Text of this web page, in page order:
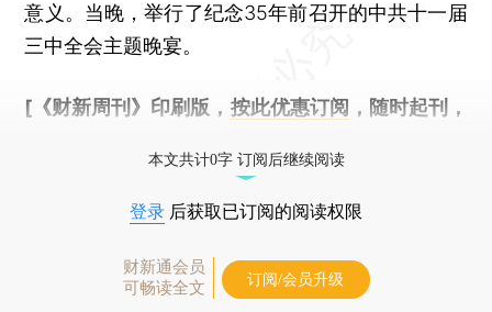
意义。当晚，举行了纪念35年前召开的中共十一届
三中全会主题晚宴。
[《财新周刊》印刷版， 按此优惠订阅 ，随时起刊，
本文共计0字 订阅后继续阅读
登录 后获取已订阅的阅读权限
财新通会员
可畅读全文
订阅/会员升级